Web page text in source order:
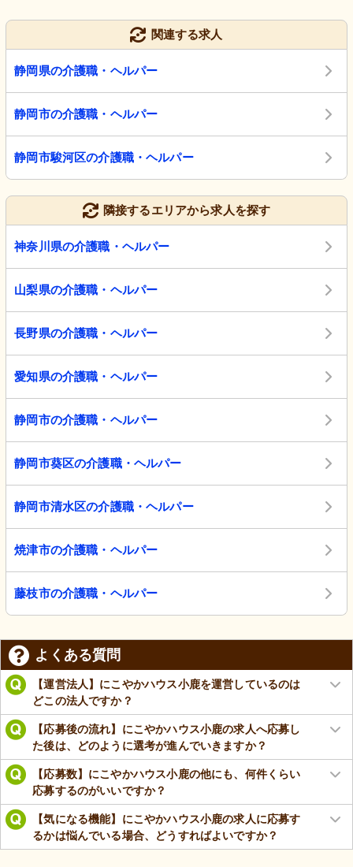
関連する求人
静岡県の介護職・ヘルパー
静岡市の介護職・ヘルパー
静岡市駿河区の介護職・ヘルパー
隣接するエリアから求人を探す
神奈川県の介護職・ヘルパー
山梨県の介護職・ヘルパー
長野県の介護職・ヘルパー
愛知県の介護職・ヘルパー
静岡市の介護職・ヘルパー
静岡市葵区の介護職・ヘルパー
静岡市清水区の介護職・ヘルパー
焼津市の介護職・ヘルパー
藤枝市の介護職・ヘルパー
よくある質問
【運営法人】にこやかハウス小鹿を運営しているのは
どこの法人ですか？
【応募後の流れ】にこやかハウス小鹿の求人へ応募し
た後は、どのように選考が進んでいきますか？
【応募数】にこやかハウス小鹿の他にも、何件くらい
応募するのがいいですか？
【気になる機能】にこやかハウス小鹿の求人に応募す
るかは悩んでいる場合、どうすればよいですか？